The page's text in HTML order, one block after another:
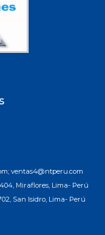
ventas4@ntperu.com
Miraflores, Lima- Perú
San Isidro, Lima- Perú